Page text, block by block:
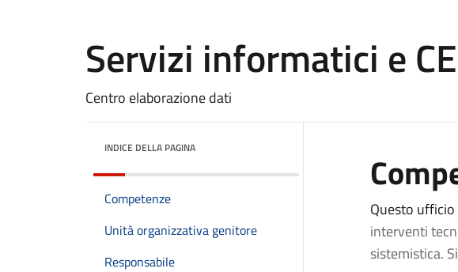
Servizi informatici e
Centro elaborazione dati
INDICE DELLA PAGINA
Competenze
Unità organizzativa genitore
Responsabile
Questo
interventi
sistemistica.